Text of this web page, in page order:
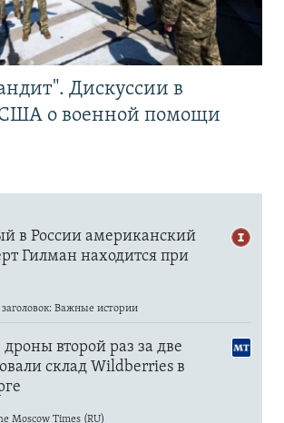
Дискуссии в
США о военной помощи